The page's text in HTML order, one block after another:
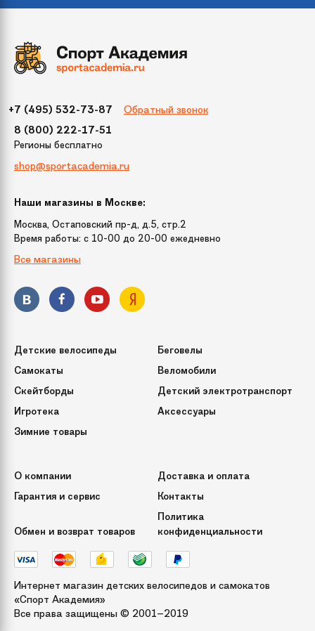
+7 (495) 532-73-87 Обратный звонок
8 (800) 222-17-51
Регионы бесплатно
shop@sportacademia.ru
Наши магазины в Москве:
Москва, Остаповский пр-д, д.5, стр.2
Время работы: c 10-00 до 20-00 ежедневно
Все магазины
Детские велосипеды
Беговелы
Самокаты
Веломобили
Скейтборды
Детский электротранспорт
Игротека
Аксессуары
Зимние товары
О компании
Доставка и оплата
Гарантия и сервис
Контакты
Обмен и возврат товаров
Политика
конфиденциальности
Интернет магазин детских велосипедов и самокатов
«Спорт Академия»
Все права защищены © 2001–2019